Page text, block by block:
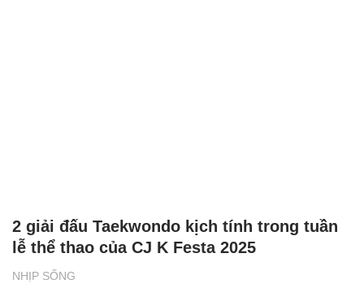
NHỊP SỐNG
2 giải đấu Taekwondo kịch tính trong tuần
lễ thể thao của CJ K Festa 2025